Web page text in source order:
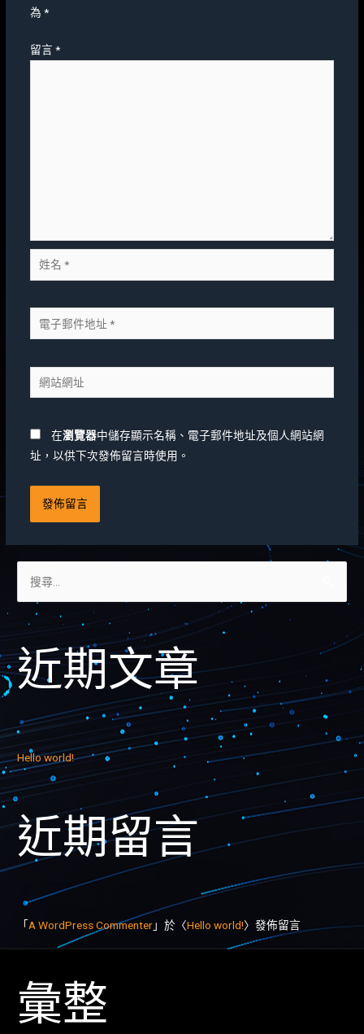
為 *
留言 *
在瀏覽器中儲存顯示名稱、電子郵件地址及個人網站網
址，以供下次發佈留言時使用。
近期文章
Hello world!
近期留言
「 A WordPress Commenter」於〈Hello world!〉發佈留言
彙整